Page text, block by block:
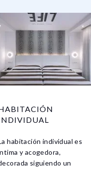
habitación individual es
y acogedora,
siguiendo un